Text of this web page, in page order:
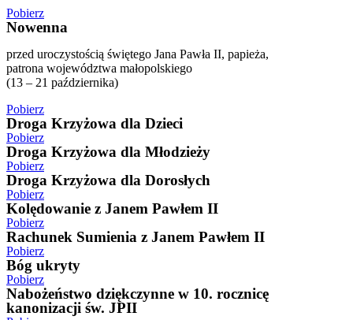
Pobierz
Nowenna
przed uroczystością świętego Jana Pawła II, papieża,
patrona województwa małopolskiego
(13 – 21 października)
Pobierz
Droga Krzyżowa dla Dzieci
Pobierz
Droga Krzyżowa dla Młodzieży
Pobierz
Droga Krzyżowa dla Dorosłych
Pobierz
Kolędowanie z Janem Pawłem II
Pobierz
Rachunek Sumienia z Janem Pawłem II
Pobierz
Bóg ukryty
Pobierz
Nabożeństwo dziękczynne w 10. rocznicę
kanonizacji św. JPII